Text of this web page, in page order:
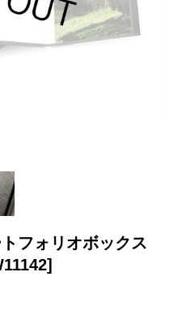
フォリオボックス